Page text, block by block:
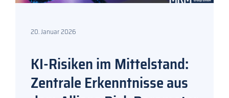
20. Januar 2026
KI-Risiken im Mittelstand:
Zentrale Erkenntnisse aus